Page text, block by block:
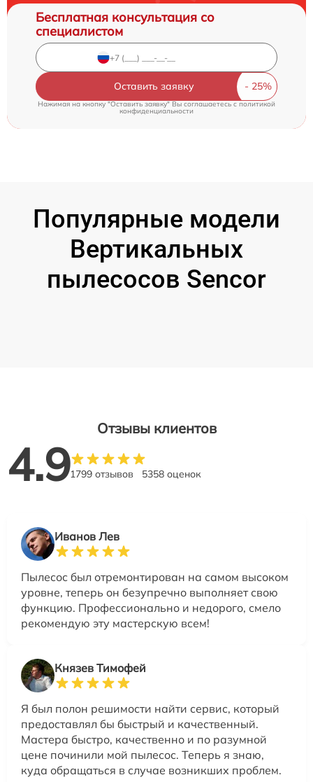
Бесплатная консультация со
специалистом
Оставить заявку
Нажимая на кнопку "Оставить заявку" Вы соглашаетесь cполитикой
конфиденциальности
Популярные модели
Вертикальных
пылесосов Sencor
Отзывы клиентов
4.91799 отзывов 5358 оценок
Иванов Лев
Пылесос был отремонтирован на самом высоком
уровне, теперь он безупречно выполняет свою
функцию. Профессионально и недорого, смело
рекомендую эту мастерскую всем!
Князев Тимофей
Я был полон решимости найти сервис, который
предоставлял бы быстрый и качественный.
Мастера быстро, качественно и по разумной
цене починили мой пылесос. Теперь я знаю,
куда обращаться в случае возникших проблем.